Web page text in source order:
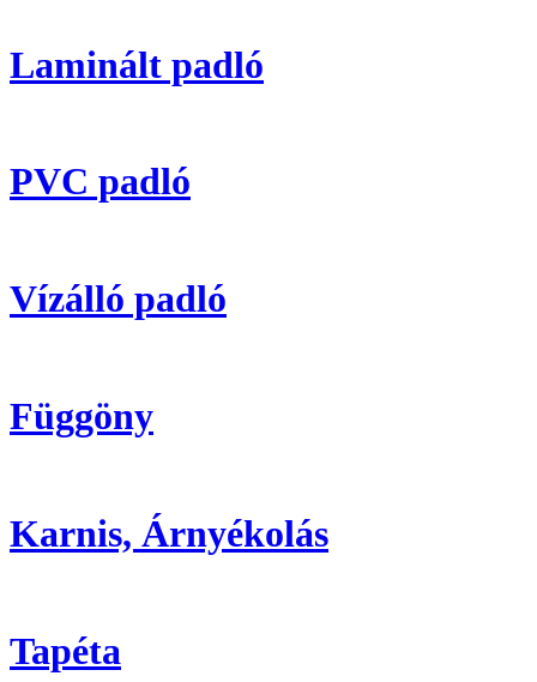
Laminált padló
PVC padló
Vízálló padló
Függöny
Karnis, Árnyékolás
Tapéta